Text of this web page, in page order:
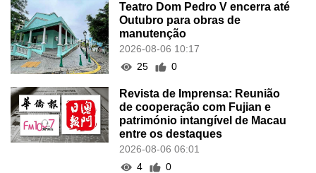
Teatro Dom Pedro V encerra até
Outubro para obras de
manutenção
2026-08-06 10:17
25
0
Revista de Imprensa: Reunião
de cooperação com Fujian e
património intangível de Macau
entre os destaques
2026-08-06 06:01
4
0